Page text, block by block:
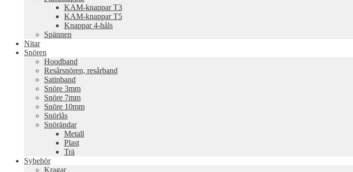
KAM-knappar T3
KAM-knappar T5
Knappar 4-håls
Spännen
Nitar
Snören
Hoodband
Resårsnören, resårband
Satinband
Snöre 3mm
Snöre 7mm
Snöre 10mm
Snörlås
Snörändar
Metall
Plast
Trä
Sybehör
Kragar